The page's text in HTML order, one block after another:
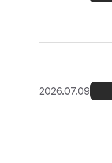
2026.07.09